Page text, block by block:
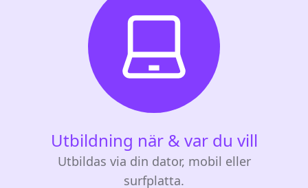
Utbildning när & var du vill
Utbildas via din dator, mobil eller
surfplatta.